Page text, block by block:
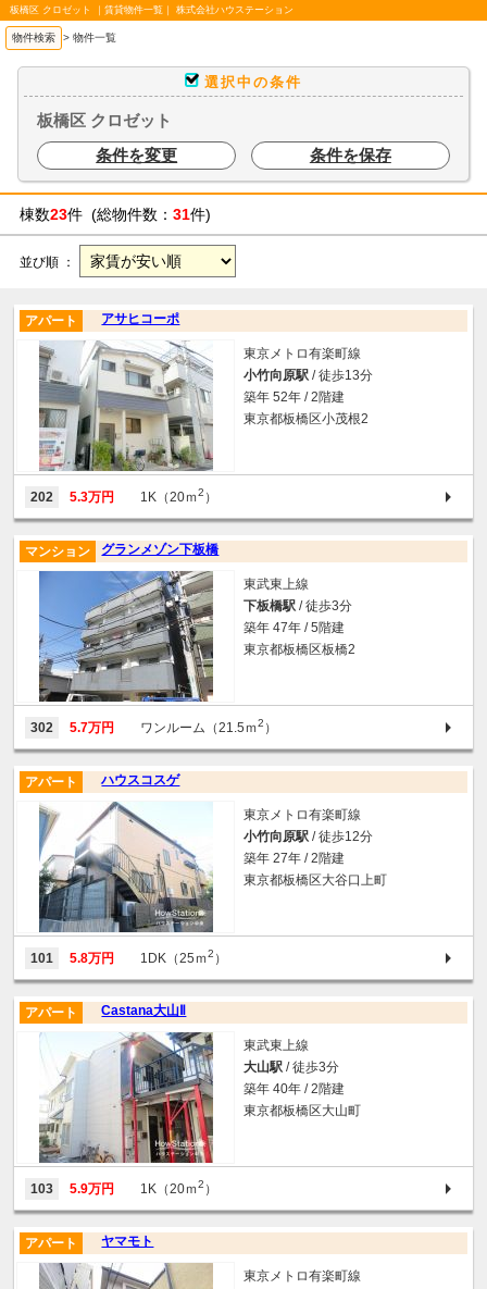
板橋区 クロゼット ｜賃貸物件一覧｜ 株式会社ハウステーション
物件検索 > 物件一覧
選択中の条件
板橋区 クロゼット
条件を変更
条件を保存
棟数23件 (総物件数： 31件)
並び順 ：
アサヒコーポ
アパート
東京メトロ有楽町線
小竹向原駅 / 徒歩13分
築年 52年 / 2階建
東京都板橋区小茂根2
202 5.3万円 1K（20ｍ2 ）
グランメゾン下板橋
マンション
東武東上線
下板橋駅 / 徒歩3分
築年 47年 / 5階建
東京都板橋区板橋2
302 5.7万円 ワンルーム（21.5ｍ2 ）
ハウスコスゲ
アパート
東京メトロ有楽町線
小竹向原駅 / 徒歩12分
築年 27年 / 2階建
東京都板橋区大谷口上町
101 5.8万円 1DK（25ｍ2 ）
Castana大山Ⅱ
アパート
東武東上線
大山駅 / 徒歩3分
築年 40年 / 2階建
東京都板橋区大山町
103 5.9万円 1K（20ｍ2 ）
ヤマモト
アパート
東京メトロ有楽町線